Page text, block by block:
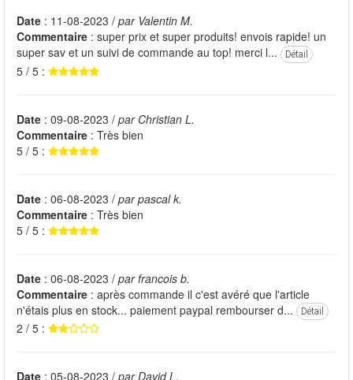
Date : 11-08-2023 / par Valentin M.
Commentaire : super prix et super produits! envois rapide! un
super sav et un suivi de commande au top! merci l...
Détail
5 / 5 :
Date : 09-08-2023 / par Christian L.
Commentaire : Très bien
5 / 5 :
Date : 06-08-2023 / par pascal k.
Commentaire : Très bien
5 / 5 :
Date : 06-08-2023 / par francois b.
Commentaire : après commande il c'est avéré que l'article
n'étais plus en stock... paiement paypal rembourser d...
Détail
2 / 5 :
Date : 05-08-2023 / par David L.